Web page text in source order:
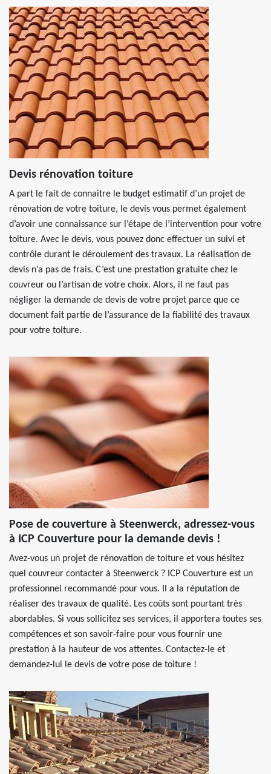
Devis rénovation toiture
A part le fait de connaitre le budget estimatif d’un projet de
rénovation de votre toiture, le devis vous permet également
d’avoir une connaissance sur l’étape de l’intervention pour votre
toiture. Avec le devis, vous pouvez donc effectuer un suivi et
contrôle durant le déroulement des travaux. La réalisation de
devis n’a pas de frais. C’est une prestation gratuite chez le
couvreur ou l’artisan de votre choix. Alors, il ne faut pas
négliger la demande de devis de votre projet parce que ce
document fait partie de l’assurance de la fiabilité des travaux
pour votre toiture.
Pose de couverture à Steenwerck, adressez-vous
à ICP Couverture pour la demande devis !
Avez-vous un projet de rénovation de toiture et vous hésitez
quel couvreur contacter à Steenwerck ? ICP Couverture est un
professionnel recommandé pour vous. Il a la réputation de
réaliser des travaux de qualité. Les coûts sont pourtant très
abordables. Si vous sollicitez ses services, il apportera toutes ses
compétences et son savoir-faire pour vous fournir une
prestation à la hauteur de vos attentes. Contactez-le et
demandez-lui le devis de votre pose de toiture !